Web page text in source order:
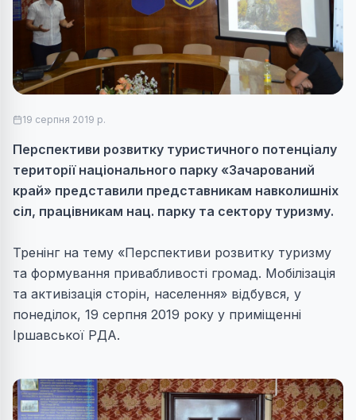
19 серпня 2019 р.
Перспективи розвитку туристичного потенціалу
території національного парку «Зачарований
край» представили представникам навколишніх
сіл, працівникам нац. парку та сектору туризму.
Тренінг на тему «Перспективи розвитку туризму
та формування привабливості громад. Мобілізація
та активізація сторін, населення» відбувся, у
понеділок, 19 серпня 2019 року у приміщенні
Іршавської РДА.